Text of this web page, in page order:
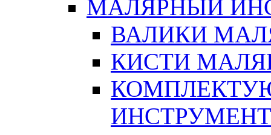
МАЛЯРНЫЙ
ВАЛИКИ
КИСТИ